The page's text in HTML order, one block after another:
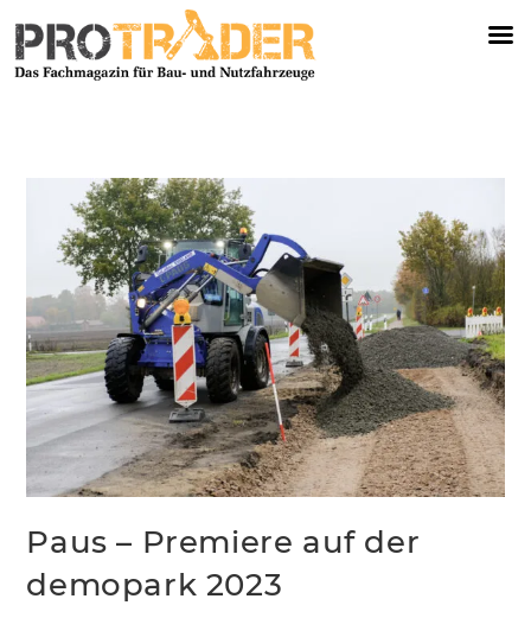
Paus – Premiere auf der
demopark 2023